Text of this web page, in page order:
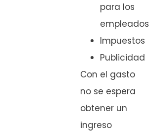
para los
empleados
Impuestos
Publicidad
Con el gasto
no se espera
obtener un
ingreso